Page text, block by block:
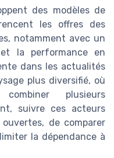
des modèles de
les offres des
notamment avec un
la performance en
dans les actualités
plus diversifié, où
plusieurs
suivre ces acteurs
de comparer
la dépendance à